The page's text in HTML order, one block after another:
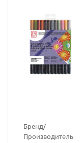
Бренд/
Производитель